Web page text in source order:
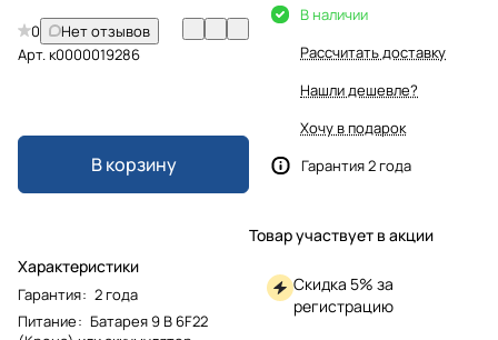
0
Нет отзывов
Арт.к0000019286
В корзину
Характеристики
Гарантия: 2 года
Питание: Батарея 9 В 6F22
В наличии
Рассчитать доставку
Нашли дешевле?
Хочу в подарок
Гарантия 2 года
Товар участвует в акции
Скидка 5% за
регистрацию